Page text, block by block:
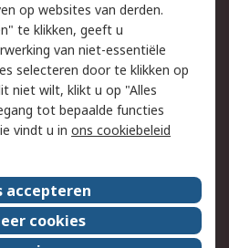
Email veiligheid
Websitevoorwaarden
Over ons
Werken bij RS
op websites van derden.
te klikken, geeft u
van niet-essentiële
selecteren door te klikken op
niet wilt, klikt u op "Alles
tot bepaalde functies
vindt u in ons cookiebeleid
accepteren
cookies